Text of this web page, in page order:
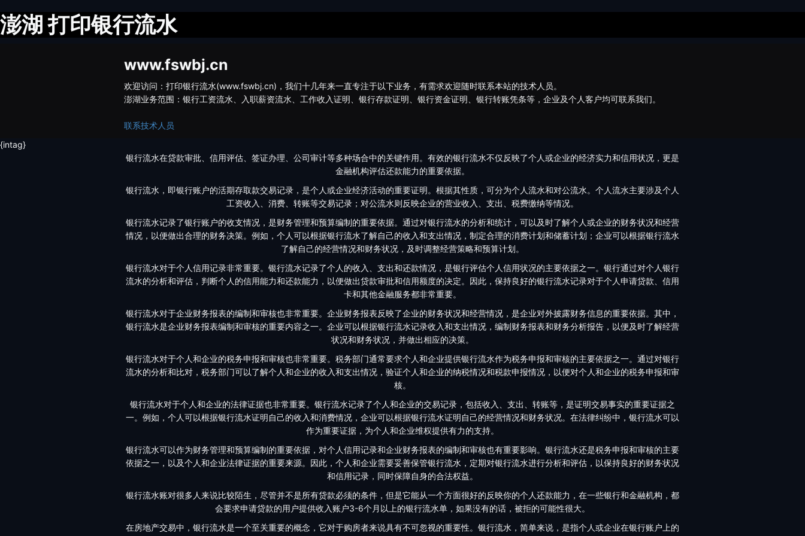
澎湖 打印银行流水
www.fswbj.cn
欢迎访问：打印银行流水(www.fswbj.cn)，我们十几年来一直专注于以下业务，有需求欢迎随时联系本站的技术人员。
澎湖业务范围：银行工资流水、入职薪资流水、工作收入证明、银行存款证明、银行资金证明、银行转账凭条等，企业及个人客户均可联系我们。
联系技术人员
{intag}
银行流水在贷款审批、信用评估、签证办理、公司审计等多种场合中的关键作用。有效的银行流水不仅反映了个人或企业的经济实力和信用状况，更是
金融机构评估还款能力的重要依据。
银行流水，即银行账户的活期存取款交易记录，是个人或企业经济活动的重要证明。根据其性质，可分为个人流水和对公流水。个人流水主要涉及个人
工资收入、消费、转账等交易记录；对公流水则反映企业的营业收入、支出、税费缴纳等情况。
银行流水记录了银行账户的收支情况，是财务管理和预算编制的重要依据。通过对银行流水的分析和统计，可以及时了解个人或企业的财务状况和经营
情况，以便做出合理的财务决策。例如，个人可以根据银行流水了解自己的收入和支出情况，制定合理的消费计划和储蓄计划；企业可以根据银行流水
了解自己的经营情况和财务状况，及时调整经营策略和预算计划。
银行流水对于个人信用记录非常重要。银行流水记录了个人的收入、支出和还款情况，是银行评估个人信用状况的主要依据之一。银行通过对个人银行
流水的分析和评估，判断个人的信用能力和还款能力，以便做出贷款审批和信用额度的决定。因此，保持良好的银行流水记录对于个人申请贷款、信用
卡和其他金融服务都非常重要。
银行流水对于企业财务报表的编制和审核也非常重要。企业财务报表反映了企业的财务状况和经营情况，是企业对外披露财务信息的重要依据。其中，
银行流水是企业财务报表编制和审核的重要内容之一。企业可以根据银行流水记录收入和支出情况，编制财务报表和财务分析报告，以便及时了解经营
状况和财务状况，并做出相应的决策。
银行流水对于个人和企业的税务申报和审核也非常重要。税务部门通常要求个人和企业提供银行流水作为税务申报和审核的主要依据之一。通过对银行
流水的分析和比对，税务部门可以了解个人和企业的收入和支出情况，验证个人和企业的纳税情况和税款申报情况，以便对个人和企业的税务申报和审
核。
银行流水对于个人和企业的法律证据也非常重要。银行流水记录了个人和企业的交易记录，包括收入、支出、转账等，是证明交易事实的重要证据之
一。例如，个人可以根据银行流水证明自己的收入和消费情况，企业可以根据银行流水证明自己的经营情况和财务状况。在法律纠纷中，银行流水可以
作为重要证据，为个人和企业维权提供有力的支持。
银行流水可以作为财务管理和预算编制的重要依据，对个人信用记录和企业财务报表的编制和审核也有重要影响。银行流水还是税务申报和审核的主要
依据之一，以及个人和企业法律证据的重要来源。因此，个人和企业需要妥善保管银行流水，定期对银行流水进行分析和评估，以保持良好的财务状况
和信用记录，同时保障自身的合法权益。
银行流水账对很多人来说比较陌生，尽管并不是所有贷款必须的条件，但是它能从一个方面很好的反映你的个人还款能力，在一些银行和金融机构，都
会要求申请贷款的用户提供收入账户3-6个月以上的银行流水单，如果没有的话，被拒的可能性很大。
在房地产交易中，银行流水是一个至关重要的概念，它对于购房者来说具有不可忽视的重要性。银行流水，简单来说，是指个人或企业在银行账户上的